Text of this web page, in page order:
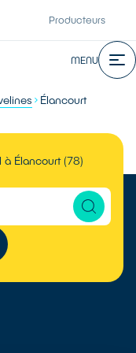
Producteurs
MENU
Élancourt
à Élancourt (78)